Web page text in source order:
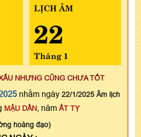
LỊCH ÂM
22
Tháng 1
NHƯNG CŨNG CHƯA TỐT
nhằm ngày 22/1/2025 Âm lịch
MẬU DẦN , năm ẤT TỴ
hoàng đạo)